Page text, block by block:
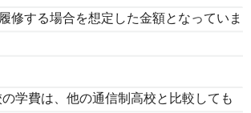
修する場合を想定した金額となっていま
学費は、他の通信制高校と比較しても